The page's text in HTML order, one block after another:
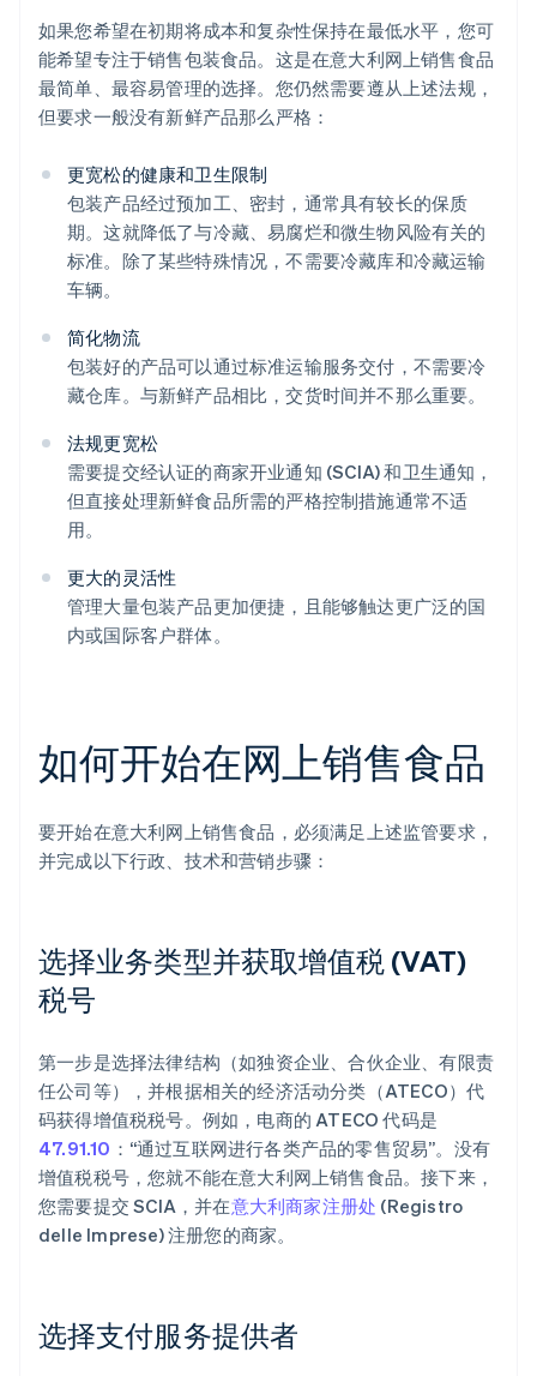
如果您希望在初期将成本和复杂性保持在最低水平，您可
能希望专注于销售包装食品。这是在意大利网上销售食品
最简单、最容易管理的选择。您仍然需要遵从上述法规，
但要求一般没有新鲜产品那么严格：
更宽松的健康和卫生限制
包装产品经过预加工、密封，通常具有较长的保质
期。这就降低了与冷藏、易腐烂和微生物风险有关的
标准。除了某些特殊情况，不需要冷藏库和冷藏运输
车辆。
简化物流
包装好的产品可以通过标准运输服务交付，不需要冷
藏仓库。与新鲜产品相比，交货时间并不那么重要。
法规更宽松
需要提交经认证的商家开业通知 (SCIA) 和卫生通知，
但直接处理新鲜食品所需的严格控制措施通常不适
用。
更大的灵活性
管理大量包装产品更加便捷，且能够触达更广泛的国
内或国际客户群体。
如何开始在网上销售食品
要开始在意大利网上销售食品，必须满足上述监管要求，
并完成以下行政、技术和营销步骤：
选择业务类型并获取增值税 (VAT)
税号
第一步是选择法律结构（如独资企业、合伙企业、有限责
任公司等），并根据相关的经济活动分类（ATECO）代
码获得增值税税号。例如，电商的 ATECO 代码是
47.91.10 ：“通过互联网进行各类产品的零售贸易”。没有
增值税税号，您就不能在意大利网上销售食品。接下来，
您需要提交 SCIA，并在意大利商家注册处 (Registro
delle Imprese) 注册您的商家。
选择支付服务提供者